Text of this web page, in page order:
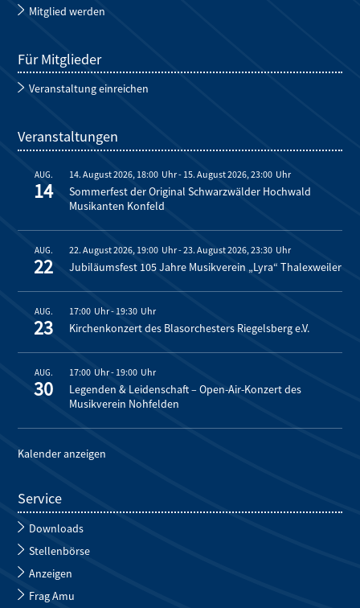
Mitglied werden
Für Mitglieder
Veranstaltung einreichen
Veranstaltungen
AUG.
14
14. August 2026, 18:00 - 15. August 2026, 23:00
Sommerfest der Original Schwarzwälder Hochwald
Musikanten Konfeld
AUG.
22
22. August 2026, 19:00 -23. August 2026, 23:30
Jubiläumsfest 105 Jahre Musikverein „Lyra“ Thalexweiler
AUG.
23
17:00 - 19:30
Kirchenkonzert des Blasorchesters Riegelsberg e.V.
AUG.
30
17:00 - 19:00
Legenden & Leidenschaft – Open-Air-Konzert des
Musikverein Nohfelden
Kalender anzeigen
Service
Downloads
Stellenbörse
Anzeigen
Frag Amu